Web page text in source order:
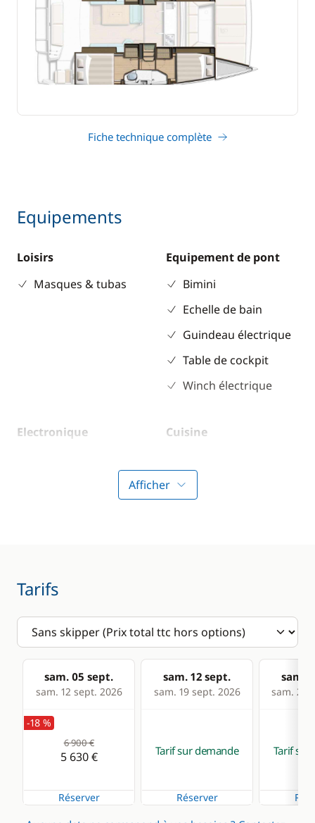
Fiche technique complète
Equipements
Loisirs
Masques & tubas
Equipement de pont
Bimini
Echelle de bain
Guindeau électrique
Table de cockpit
Winch électrique
Electronique
VHF
Cuisine
Confort
Eau chaude
Panneaux solaires
Afficher
Tarifs
sam. 05 sept.
sam. 12 sept. 2026
sam. 12 sept.
sam. 19 sept. 2026
sam.
sam. 26
-18 %
6 900 €
5 630 €
Réserver
Tarif sur demande
Réserver
Tarif sur